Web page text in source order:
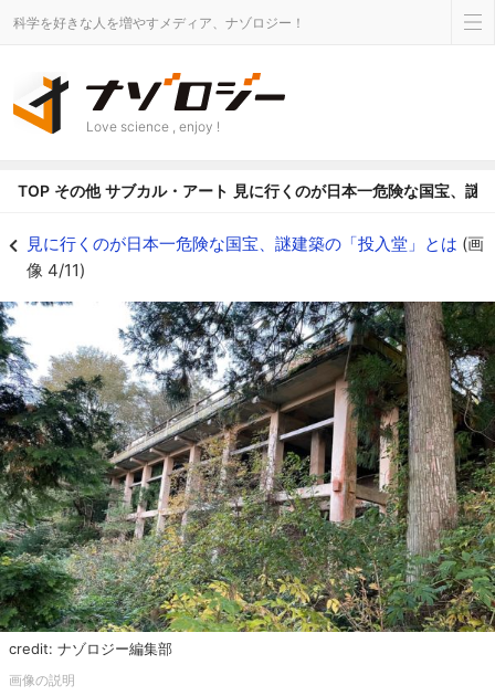
科学を好きな人を増やすメディア、ナゾロジー！
Love science , enjoy !
TOP その他 サブカル・アート 見に行くのが日本一危険な国宝、謎
見に行くのが日本一危険な国宝、謎建築の「投入堂」とは (画
像 4/11)
credit: ナゾロジー編集部